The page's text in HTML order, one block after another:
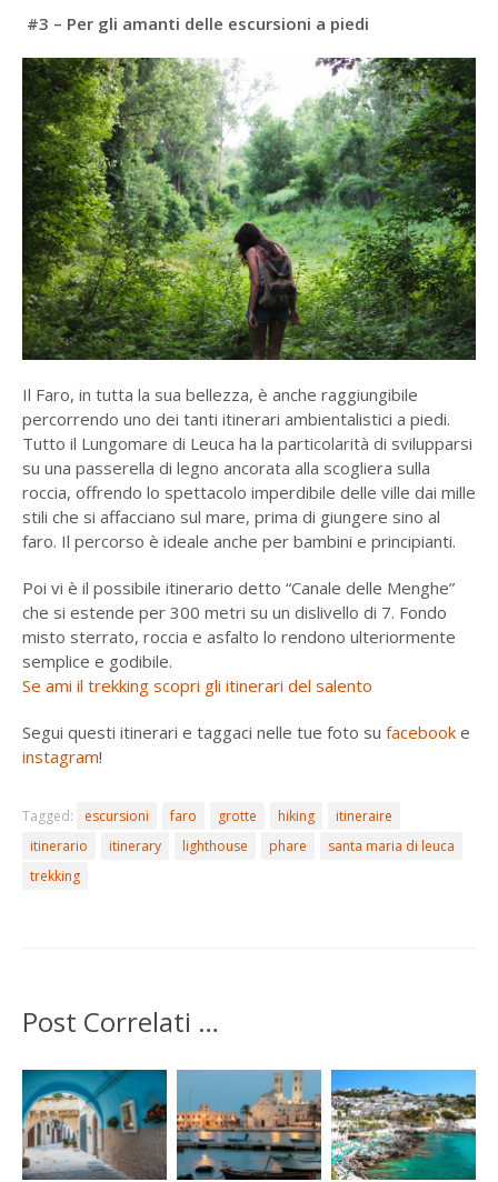
#3 – Per gli amanti delle escursioni a piedi
Il Faro, in tutta la sua bellezza, è anche raggiungibile
percorrendo uno dei tanti itinerari ambientalistici a piedi.
Tutto il Lungomare di Leuca ha la particolarità di svilupparsi
su una passerella di legno ancorata alla scogliera sulla
roccia, offrendo lo spettacolo imperdibile delle ville dai mille
stili che si affacciano sul mare, prima di giungere sino al
faro. Il percorso è ideale anche per bambini e principianti.
Poi vi è il possibile itinerario detto “Canale delle Menghe”
che si estende per 300 metri su un dislivello di 7. Fondo
misto sterrato, roccia e asfalto lo rendono ulteriormente
semplice e godibile.
Se ami il trekking scopri gli itinerari del salento
Segui questi itinerari e taggaci nelle tue foto su facebook e
instagram!
Tagged: escursioni faro grotte hiking
itineraire
itinerario
itinerary lighthouse phare
santa maria di leuca
trekking
Post Correlati …